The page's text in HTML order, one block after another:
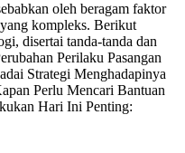
oleh beragam faktor
kompleks. Berikut
disertai tanda-tanda dan
Perilaku Pasangan
Strategi Menghadapinya
Perlu Mencari Bantuan
Hari Ini Penting: